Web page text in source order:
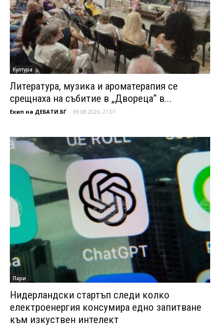
Култура
Литература, музика и ароматерапия се
срещнаха на събитие в „Двореца“ в...
Екип на ДЕБАТИ.БГ - 09.08.2026, 21:01
Пари
Нидерландски стартъп следи колко
електроенергия консумира едно запитване
към изкуствен интелект